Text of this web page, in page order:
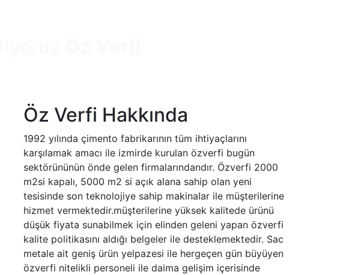
Öz Verfi Hakkında
1992 yılında çimento fabrikarının tüm ihtiyaçlarını
karşılamak amacı ile izmirde kurulan özverfi bugün
sektörününün önde gelen firmalarındandır. Özverfi 2000
m2si kapalı, 5000 m2 si açık alana sahip olan yeni
tesisinde son teknolojiye sahip makinalar ile müşterilerine
hizmet vermektedir.müşterilerine yüksek kalitede ürünü
düşük fiyata sunabilmek için elinden geleni yapan özverfi
kalite politikasını aldığı belgeler ile desteklemektedir. Sac
metale ait geniş ürün yelpazesi ile hergeçen gün büyüyen
özverfi nitelikli personeli ile daima gelişim içerisinde